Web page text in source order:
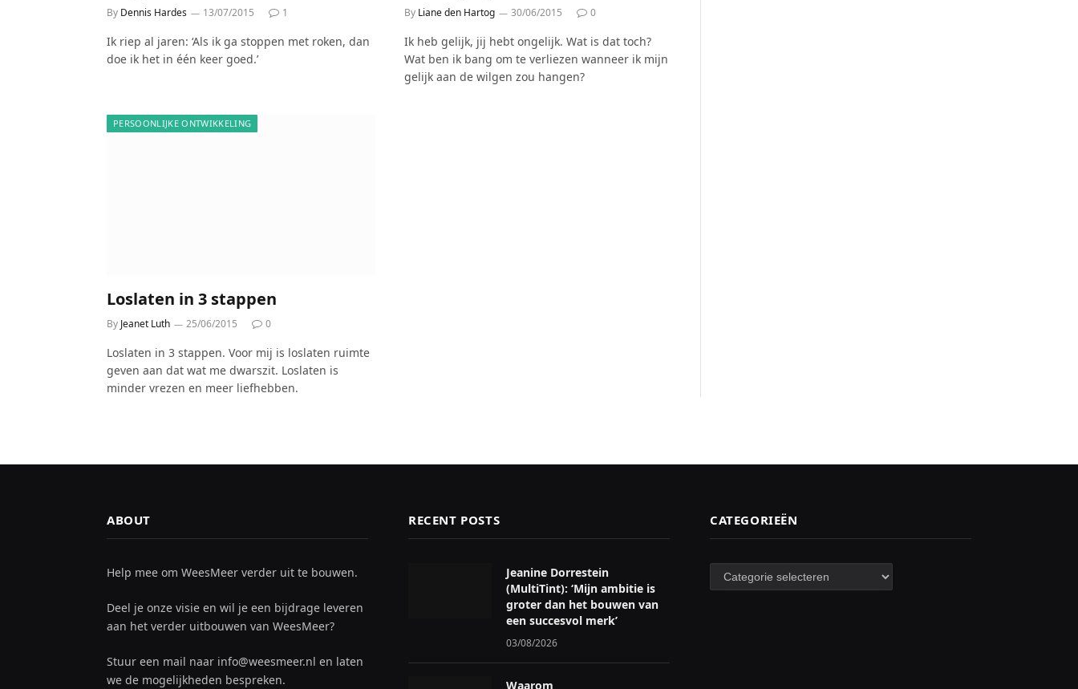
By Dennis Hardes 13/07/2015 1
Ik riep al jaren: ‘Als ik ga stoppen met roken, dan
doe ik het in één keer goed.’
By Liane den Hartog 30/06/2015 0
Ik heb gelijk, jij hebt ongelijk. Wat is dat toch?
Wat ben ik bang om te verliezen wanneer ik mijn
gelijk aan de wilgen zou hangen?
PERSOONLIJKE ONTWIKKELING
Loslaten in 3 stappen
By Jeanet Luth 25/06/2015 0
Loslaten in 3 stappen. Voor mij is loslaten ruimte
geven aan dat wat me dwarszit. Loslaten is
minder vrezen en meer liefhebben.
ABOUT
Help mee om WeesMeer verder uit te bouwen.
Deel je onze visie en wil je een bijdrage leveren
aan het verder uitbouwen van WeesMeer?
Stuur een mail naar info@weesmeer.nl en laten
we de mogelijkheden bespreken.
RECENT POSTS
Jeanine Dorrestein
(MultiTint): ‘Mijn ambitie is
groter dan het bouwen van
een succesvol merk’
03/08/2026
Waarom
CATEGORIEËN
Categorieën